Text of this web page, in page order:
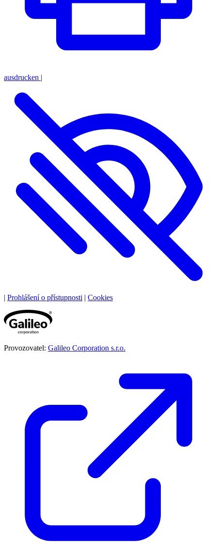
ausdrucken |
| Prohlášení o přístupnosti | Cookies
Provozovatel: Galileo Corporation s.r.o.